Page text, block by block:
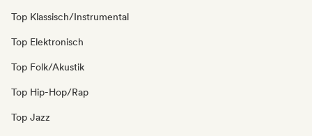
Top Klassisch/Instrumental
Top Elektronisch
Top Folk/Akustik
Top Hip-Hop/Rap
Top Jazz